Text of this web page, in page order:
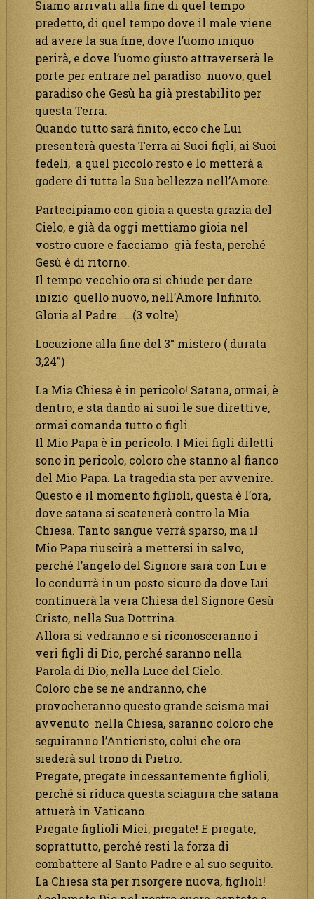
Siamo arrivati alla fine di quel tempo
predetto, di quel tempo dove il male viene
ad avere la sua fine, dove l’uomo iniquo
perirà, e dove l’uomo giusto attraverserà le
porte per entrare nel paradiso nuovo, quel
paradiso che Gesù ha già prestabilito per
questa Terra.
Quando tutto sarà finito, ecco che Lui
presenterà questa Terra ai Suoi figli, ai Suoi
fedeli, a quel piccolo resto e lo metterà a
godere di tutta la Sua bellezza nell’Amore.
Partecipiamo con gioia a questa grazia del
Cielo, e già da oggi mettiamo gioia nel
vostro cuore e facciamo già festa, perché
Gesù è di ritorno.
Il tempo vecchio ora si chiude per dare
inizio quello nuovo, nell’Amore Infinito.
Gloria al Padre……(3 volte)
Locuzione alla fine del 3° mistero ( durata
3,24”)
La Mia Chiesa è in pericolo! Satana, ormai, è
dentro, e sta dando ai suoi le sue direttive,
ormai comanda tutto o figli.
Il Mio Papa è in pericolo. I Miei figli diletti
sono in pericolo, coloro che stanno al fianco
del Mio Papa. La tragedia sta per avvenire.
Questo è il momento figlioli, questa è l’ora,
dove satana si scatenerà contro la Mia
Chiesa. Tanto sangue verrà sparso, ma il
Mio Papa riuscirà a mettersi in salvo,
perché l’angelo del Signore sarà con Lui e
lo condurrà in un posto sicuro da dove Lui
continuerà la vera Chiesa del Signore Gesù
Cristo, nella Sua Dottrina.
Allora si vedranno e si riconosceranno i
veri figli di Dio, perché saranno nella
Parola di Dio, nella Luce del Cielo.
Coloro che se ne andranno, che
provocheranno questo grande scisma mai
avvenuto nella Chiesa, saranno coloro che
seguiranno l’Anticristo, colui che ora
siederà sul trono di Pietro.
Pregate, pregate incessantemente figlioli,
perché si riduca questa sciagura che satana
attuerà in Vaticano.
Pregate figlioli Miei, pregate! E pregate,
soprattutto, perché resti la forza di
combattere al Santo Padre e al suo seguito.
La Chiesa sta per risorgere nuova, figlioli!